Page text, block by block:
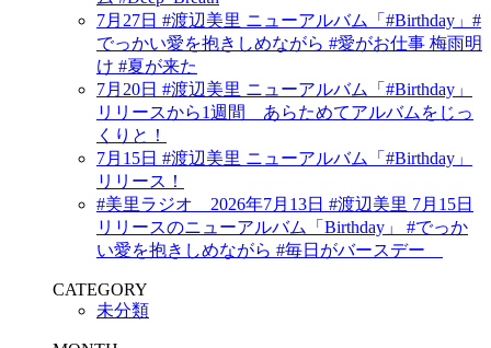
7月27日 #渡辺美里 ニューアルバム「#Birthday」#
でっかい愛を抱きしめながら #愛がお仕事 梅雨明
け #夏が来た
7月20日 #渡辺美里 ニューアルバム「#Birthday」
リリースから1週間 あらためてアルバムをじっ
くりと！
7月15日 #渡辺美里 ニューアルバム「#Birthday」
リリース！
#美里ラジオ 2026年7月13日 #渡辺美里 7月15日
リリースのニューアルバム「Birthday」 #でっか
い愛を抱きしめながら #毎日がバースデー
CATEGORY
未分類